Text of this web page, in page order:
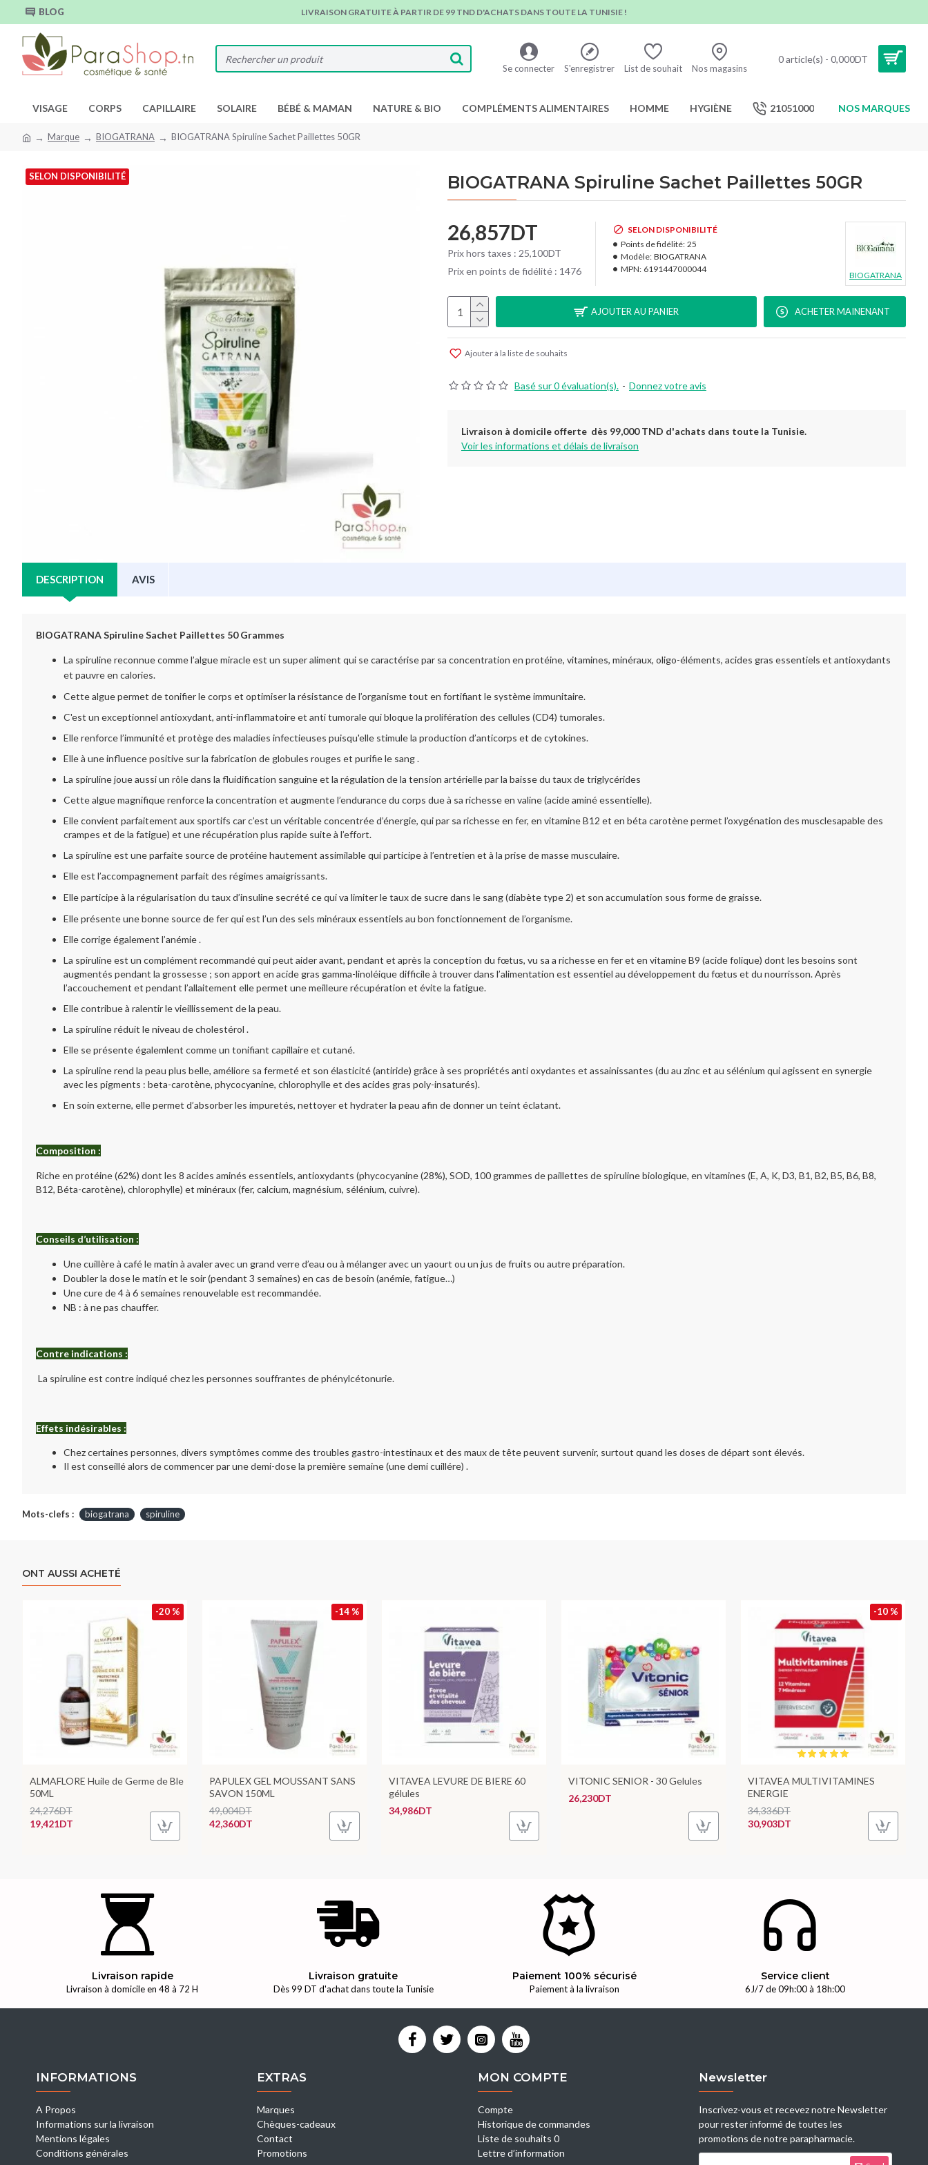
BLOG LIVRAISON GRATUITE À PARTIR DE 99 TND D'ACHATS DANS TOUTE LA TUNISIE !
Se connecter S'enregistrer List de souhait Nos magasins
0 article(s) - 0,000DT
VISAGE CORPS CAPILLAIRE SOLAIRE BÉBÉ & MAMAN NATURE & BIO COMPLÉMENTS ALIMENTAIRES HOMME HYGIÈNE 21051000 NOS MARQUES
Marque BIOGATRANA BIOGATRANA Spiruline Sachet Paillettes 50GR
SELON DISPONIBILITÉ BIOGATRANA Spiruline Sachet Paillettes 50GR
Basé sur 0 évaluation(s). - Donnez votre avis
26,857DT
Prix hors taxes : 25,100DT
Prix en points de fidélité : 1476
SELON DISPONIBILITÉ
Points de fidélité: 25
Modèle: BIOGATRANA
MPN: 6191447000044
BIOGATRANA
AJOUTER AU PANIER ACHETER MAINENANT
Ajouter à la liste de souhaits
Livraison à domicile offerte dès 99,000 TND d'achats dans toute la Tunisie.
Voir les informations et délais de livraison
DESCRIPTION AVIS
BIOGATRANA Spiruline Sachet Paillettes 50 Grammes
La spiruline reconnue comme l’algue miracle est un super aliment qui se caractérise par sa concentration en protéine, vitamines, minéraux, oligo-éléments, acides gras essentiels et antioxydants
et pauvre en calories.
Cette algue permet de tonifier le corps et optimiser la résistance de l’organisme tout en fortifiant le système immunitaire.
C'est un exceptionnel antioxydant, anti-inflammatoire et anti tumorale qui bloque la prolifération des cellules (CD4) tumorales.
Elle renforce l’immunité et protège des maladies infectieuses puisqu'elle stimule la production d’anticorps et de cytokines.
Elle à une influence positive sur la fabrication de globules rouges et purifie le sang .
La spiruline joue aussi un rôle dans la fluidification sanguine et la régulation de la tension artérielle par la baisse du taux de triglycérides
Cette algue magnifique renforce la concentration et augmente l’endurance du corps due à sa richesse en valine (acide aminé essentielle).
Elle convient parfaitement aux sportifs car c’est un véritable concentrée d’énergie, qui par sa richesse en fer, en vitamine B12 et en béta carotène permet l’oxygénation des musclesapable des
crampes et de la fatigue) et une récupération plus rapide suite à l’effort.
La spiruline est une parfaite source de protéine hautement assimilable qui participe à l’entretien et à la prise de masse musculaire.
Elle est l’accompagnement parfait des régimes amaigrissants.
Elle participe à la régularisation du taux d’insuline secrété ce qui va limiter le taux de sucre dans le sang (diabète type 2) et son accumulation sous forme de graisse.
Elle présente une bonne source de fer qui est l’un des sels minéraux essentiels au bon fonctionnement de l’organisme.
Elle corrige également l’anémie .
La spiruline est un complément recommandé qui peut aider avant, pendant et après la conception du fœtus, vu sa a richesse en fer et en vitamine B9 (acide folique) dont les besoins sont
augmentés pendant la grossesse ; son apport en acide gras gamma-linoléique difficile à trouver dans l’alimentation est essentiel au développement du fœtus et du nourrisson. Après
l’accouchement et pendant l’allaitement elle permet une meilleure récupération et évite la fatigue.
Elle contribue à ralentir le vieillissement de la peau.
La spiruline réduit le niveau de cholestérol .
Elle se présente égalemlent comme un tonifiant capillaire et cutané.
La spiruline rend la peau plus belle, améliore sa fermeté et son élasticité (antiride) grâce à ses propriétés anti oxydantes et assainissantes (du au zinc et au sélénium qui agissent en synergie
avec les pigments : beta-carotène, phycocyanine, chlorophylle et des acides gras poly-insaturés).
En soin externe, elle permet d’absorber les impuretés, nettoyer et hydrater la peau afin de donner un teint éclatant.
Composition :
Riche en protéine (62%) dont les 8 acides aminés essentiels, antioxydants (phycocyanine (28%), SOD, 100 grammes de paillettes de spiruline biologique, en vitamines (E, A, K, D3, B1, B2, B5, B6, B8,
B12, Béta-carotène), chlorophylle) et minéraux (fer, calcium, magnésium, sélénium, cuivre).
Conseils d’utilisation :
Une cuillère à café le matin à avaler avec un grand verre d’eau ou à mélanger avec un yaourt ou un jus de fruits ou autre préparation.
Doubler la dose le matin et le soir (pendant 3 semaines) en cas de besoin (anémie, fatigue…)
Une cure de 4 à 6 semaines renouvelable est recommandée.
NB : à ne pas chauffer.
Contre indications :
La spiruline est contre indiqué chez les personnes souffrantes de phénylcétonurie.
Effets indésirables :
Chez certaines personnes, divers symptômes comme des troubles gastro-intestinaux et des maux de tête peuvent survenir, surtout quand les doses de départ sont élevés.
Il est conseillé alors de commencer par une demi-dose la première semaine (une demi cuillére) .
Mots-clefs : biogatrana spiruline
ONT AUSSI ACHETÉ
-20 %
ALMAFLORE Huile de Germe de Ble
50ML
19,421DT
24,276DT
-14 %
PAPULEX GEL MOUSSANT SANS
SAVON 150ML
42,360DT
49,004DT
VITAVEA LEVURE DE BIERE 60
gélules
34,986DT
VITONIC SENIOR - 30 Gelules
26,230DT
-10 %
VITAVEA MULTIVITAMINES
ENERGIE
30,903DT
34,336DT
Livraison rapide
Livraison à domicile en 48 à 72 H
Livraison gratuite
Dès 99 DT d'achat dans toute la Tunisie
Paiement 100% sécurisé
Paiement à la livraison
Service client
6J/7 de 09h:00 à 18h:00
INFORMATIONS
A Propos
Informations sur la livraison
Mentions légales
Conditions générales
EXTRAS
Marques
Chèques-cadeaux
Contact
Promotions
MON COMPTE
Compte
Historique de commandes
Liste de souhaits 0
Lettre d’information
Newsletter
Inscrivez-vous et recevez notre Newsletter
pour rester informé de toutes les
promotions de notre parapharmacie.